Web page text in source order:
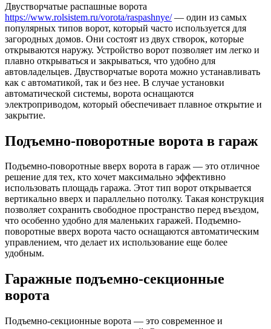
Двустворчатые распашные ворота
https://www.rolsistem.ru/vorota/raspashnye/— один из самых
популярных типов ворот, который часто используется для
загородных домов. Они состоят из двух створок, которые
открываются наружу. Устройство ворот позволяет им легко и
плавно открываться и закрываться, что удобно для
автовладельцев. Двустворчатые ворота можно устанавливать
как с автоматикой, так и без нее. В случае установки
автоматической системы, ворота оснащаются
электроприводом, который обеспечивает плавное открытие и
закрытие.
Подъемно-поворотные ворота в гараж
Подъемно-поворотные вверх ворота в гараж — это отличное
решение для тех, кто хочет максимально эффективно
использовать площадь гаража. Этот тип ворот открывается
вертикально вверх и параллельно потолку. Такая конструкция
позволяет сохранить свободное пространство перед въездом,
что особенно удобно для маленьких гаражей. Подъемно-
поворотные вверх ворота часто оснащаются автоматическим
управлением, что делает их использование еще более
удобным.
Гаражные подъемно-секционные
ворота
Подъемно-секционные ворота — это современное и